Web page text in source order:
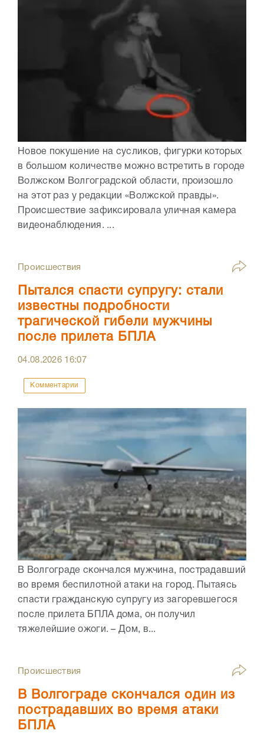
Новое покушение на сусликов, фигурки которых
в большом количестве можно встретить в городе
Волжском Волгоградской области, произошло
на этот раз у редакции «Волжской правды».
Происшествие зафиксировала уличная камера
видеонаблюдения. ...
Происшествия
Пытался спасти супругу: стали
известны подробности
трагической гибели мужчины
после прилета БПЛА
04.08.2026 16:07
Комментарии
В Волгограде скончался мужчина, пострадавший
во время беспилотной атаки на город. Пытаясь
спасти гражданскую супругу из загоревшегося
после прилета БПЛА дома, он получил
тяжелейшие ожоги. – Дом, в...
Происшествия
В Волгограде скончался один из
пострадавших во время атаки
БПЛА